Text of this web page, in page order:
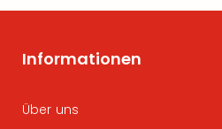
Informationen
Über uns